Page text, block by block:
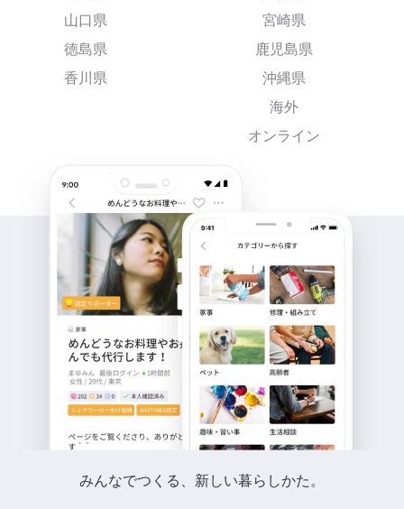
山口県
徳島県
香川県
宮崎県
鹿児島県
沖縄県
海外
オンライン
みんなでつくる、新しい暮らしかた。